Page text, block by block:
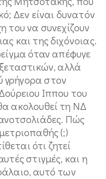
Δεν είναι δυνατόν
του να συνεχίζουν
και της διχόνοιας.
όταν απέφυγε
αλλά
στον
Ιππου του
ακολουθεί τη ΝΔ
Πώς
(;)
ότι ζητεί
στιγμές, και η
αυτό των